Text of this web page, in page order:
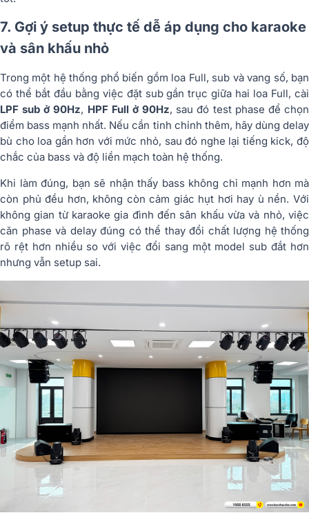
7. Gợi ý setup thực tế dễ áp dụng cho karaoke
và sân khấu nhỏ
Trong một hệ thống phổ biến gồm loa Full, sub và vang số, bạn
có thể bắt đầu bằng việc đặt sub gần trục giữa hai loa Full, cài
LPF sub ở 90Hz, HPF Full ở 90Hz, sau đó test phase để chọn
điểm bass mạnh nhất. Nếu cần tinh chỉnh thêm, hãy dùng delay
bù cho loa gần hơn với mức nhỏ, sau đó nghe lại tiếng kick, độ
chắc của bass và độ liền mạch toàn hệ thống.
Khi làm đúng, bạn sẽ nhận thấy bass không chỉ mạnh hơn mà
còn phủ đều hơn, không còn cảm giác hụt hơi hay ù nền. Với
không gian từ karaoke gia đình đến sân khấu vừa và nhỏ, việc
căn phase và delay đúng có thể thay đổi chất lượng hệ thống
rõ rệt hơn nhiều so với việc đổi sang một model sub đắt hơn
nhưng vẫn setup sai.